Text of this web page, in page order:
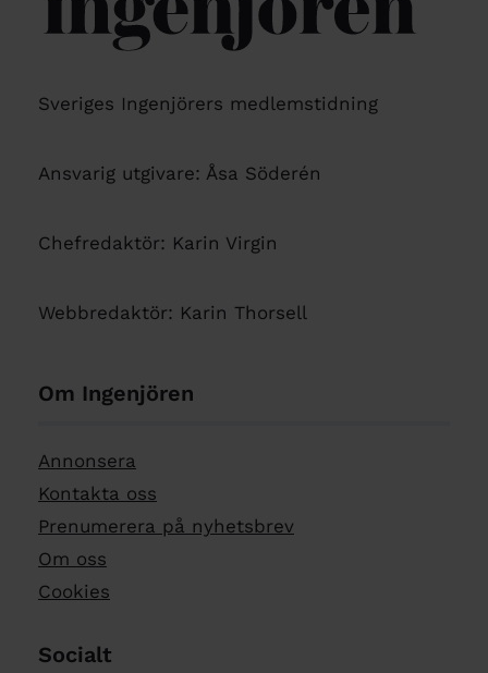
Sveriges Ingenjörers medlemstidning
Ansvarig utgivare: Åsa Söderén
Chefredaktör: Karin Virgin
Webbredaktör: Karin Thorsell
Om Ingenjören
Annonsera
Kontakta oss
Prenumerera på nyhetsbrev
Om oss
Cookies
Socialt